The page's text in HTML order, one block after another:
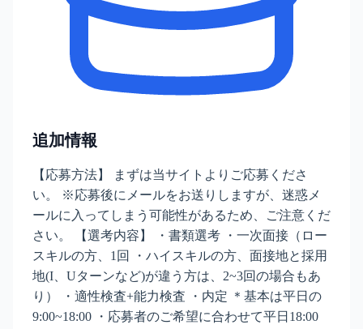
追加情報
【応募方法】 まずは当サイトよりご応募くださ
い。 ※応募後にメールをお送りしますが、迷惑メ
ールに入ってしまう可能性があるため、ご注意くだ
さい。 【選考内容】 ・書類選考 ・一次面接（ロー
スキルの方、1回 ・ハイスキルの方、面接地と採用
地(I、Uターンなど)が違う方は、2~3回の場合もあ
り） ・適性検査+能力検査 ・内定 ＊基本は平日の
9:00~18:00 ・応募者のご希望に合わせて平日18:00